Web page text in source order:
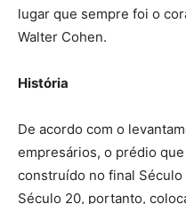
lugar que sempre foi o
Walter Cohen.
História
De acordo com o
empresários, o prédio
construído no final
Século 20, portanto,